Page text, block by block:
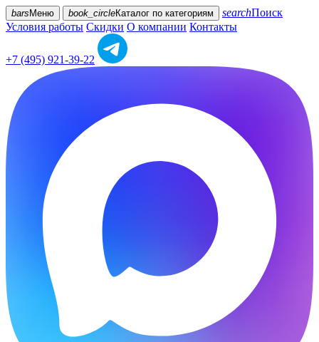
bars Меню book_circleКаталог по категориям searchПоиск
Условия работы Скидки О компании Контакты
+7 (495) 921-39-22